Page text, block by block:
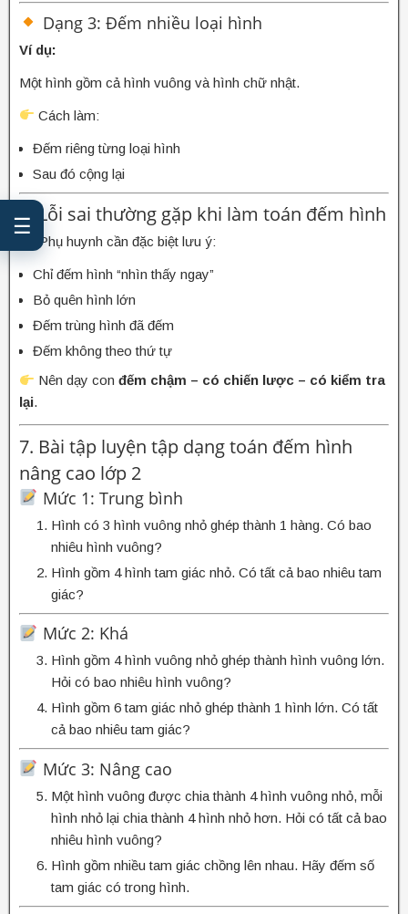
Dạng 3: Đếm nhiều loại hình
Ví dụ:
Một hình gồm cả hình vuông và hình chữ nhật.
Cách làm:
Đếm riêng từng loại hình
Sau đó cộng lại
6. Lỗi sai thường gặp khi làm toán đếm hình
Phụ huynh cần đặc biệt lưu ý:
Chỉ đếm hình “nhìn thấy ngay”
Bỏ quên hình lớn
Đếm trùng hình đã đếm
Đếm không theo thứ tự
Nên dạy conđếm chậm – có chiến lược – có kiểm tra
lại.
7. Bài tập luyện tập dạng toán đếm hình
nâng cao lớp 2
Mức 1: Trung bình
Hình có 3 hình vuông nhỏ ghép thành 1 hàng. Có bao
nhiêu hình vuông?
Hình gồm 4 hình tam giác nhỏ. Có tất cả bao nhiêu tam
giác?
Mức 2: Khá
Hình gồm 4 hình vuông nhỏ ghép thành hình vuông lớn.
Hỏi có bao nhiêu hình vuông?
Hình gồm 6 tam giác nhỏ ghép thành 1 hình lớn. Có tất
cả bao nhiêu tam giác?
Mức 3: Nâng cao
Một hình vuông được chia thành 4 hình vuông nhỏ, mỗi
hình nhỏ lại chia thành 4 hình nhỏ hơn. Hỏi có tất cả bao
nhiêu hình vuông?
Hình gồm nhiều tam giác chồng lên nhau. Hãy đếm số
tam giác có trong hình.
☰